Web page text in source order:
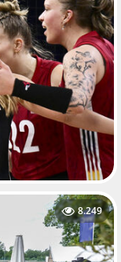
8.249